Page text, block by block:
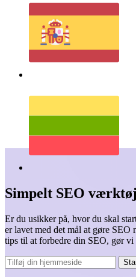
Simpelt SEO
Er du usikker på, hvor du skal
er lavet med det mål at gøre
tips til at forbedre din SEO, gør